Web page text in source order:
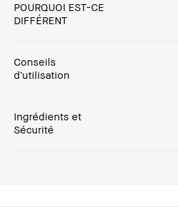
POURQUOI EST-CE
DIFFÉRENT
Conseils
d’utilisation
Ingrédients et
Sécurité